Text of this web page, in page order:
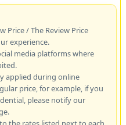
Price / The Review Price
experience.
media platforms where
applied during online
price, for example, if you
please notify our